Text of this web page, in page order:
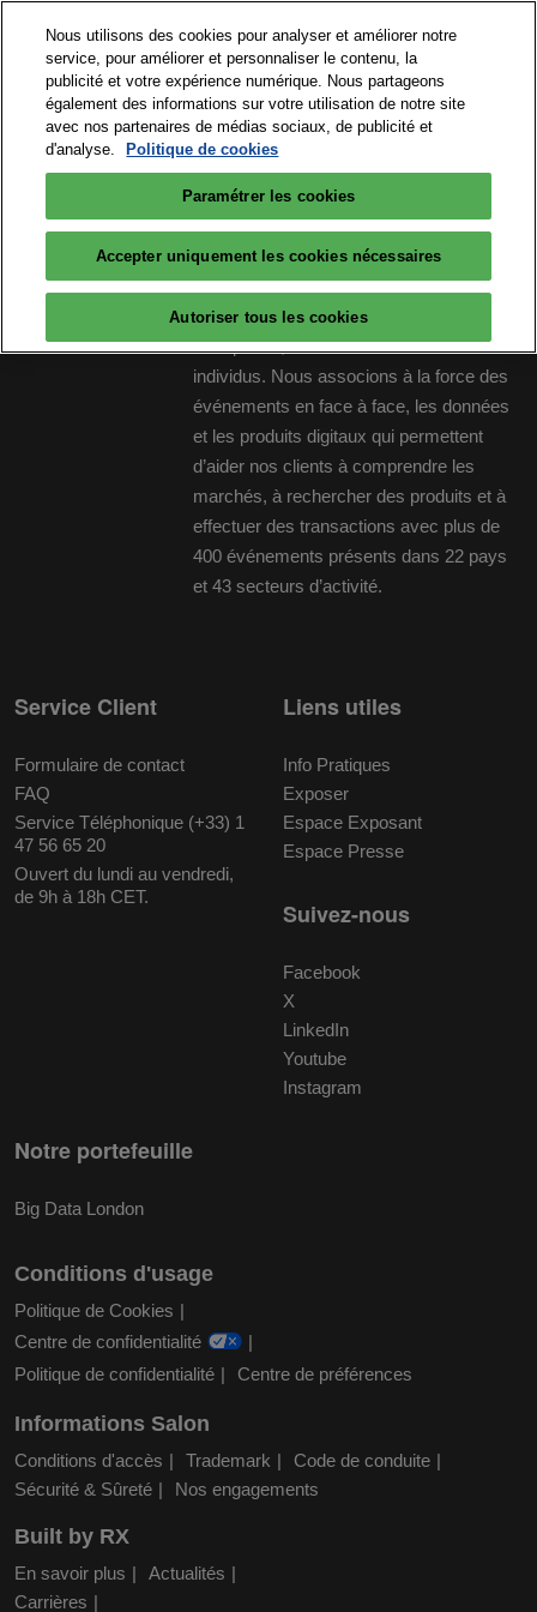
contenu
15 et 16 septembre 2026
Paris Expo Porte de Versailles
PARTICIPER
Big Data & AI Paris est un salon réalisé
par RX, créateur de places de rencontres.
RX est au service du développement des
entreprises, des collectivités et des
individus. Nous associons à la force des
événements en face à face, les données
et les produits digitaux qui permettent
d’aider nos clients à comprendre les
marchés, à rechercher des produits et à
effectuer des transactions avec plus de
400 événements présents dans 22 pays
et 43 secteurs d’activité.
Service Client
Formulaire de contact
FAQ
Service Téléphonique (+33) 1
47 56 65 20
Ouvert du lundi au vendredi,
de 9h à 18h CET.
Liens utiles
Info Pratiques
Exposer
Espace Exposant
Espace Presse
Suivez-nous
Facebook
X
LinkedIn
Youtube
Instagram
Notre portefeuille
Big Data London
Conditions d'usage
Politique de Cookies
Centre de confidentialité
Politique de confidentialité
Centre de préférences
Informations Salon
Conditions d'accès Trademark
Code de conduite
Sécurité & Sûreté
Nos engagements
Built by RX
En savoir plus
Actualités
Carrières
Nous utilisons des cookies pour analyser et améliorer notre
service, pour améliorer et personnaliser le contenu, la
publicité et votre expérience numérique. Nous partageons
également des informations sur votre utilisation de notre site
avec nos partenaires de médias sociaux, de publicité et
d'analyse.
Politique de cookies
Paramétrer les cookies
Accepter uniquement les cookies nécessaires
Autoriser tous les cookies